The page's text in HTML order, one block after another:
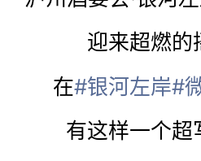
迎来超燃的
在#银河左岸#
有这样一个超